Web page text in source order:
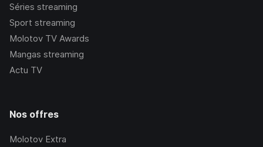
Séries streaming
Sport streaming
Molotov TV Awards
Mangas streaming
Actu TV
Nos offres
Molotov Extra